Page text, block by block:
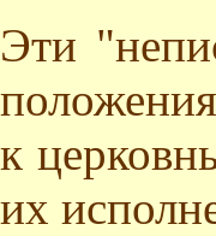
Эти
к
их